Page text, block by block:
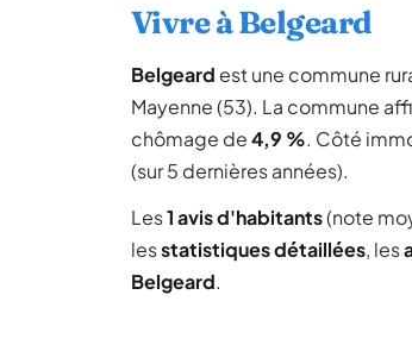
Vivre à Belgeard
Belgeard est une commune
Mayenne (53). La commune
chômage de4,9 %. Côté
(sur 5 dernières années).
Les1 avis d'habitants(note
lesstatistiques détaillées, les
Belgeard.